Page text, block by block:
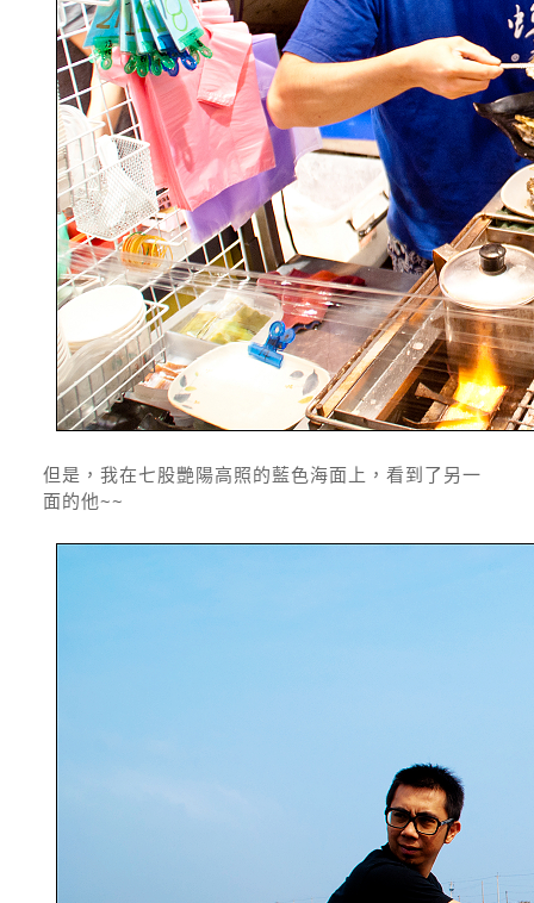
但是，我在七股艷陽高照的藍色海面上，看到了另一
面的他~~